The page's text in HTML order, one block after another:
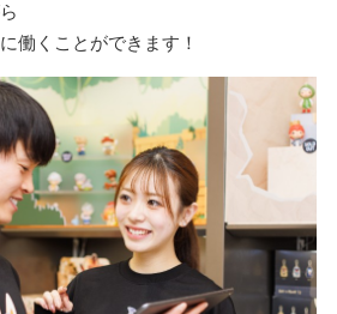
働くことができます！